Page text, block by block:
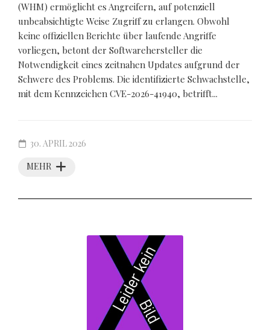
(WHM) ermöglicht es Angreifern, auf potenziell
unbeabsichtigte Weise Zugriff zu erlangen. Obwohl
keine offiziellen Berichte über laufende Angriffe
vorliegen, betont der Softwarehersteller die
Notwendigkeit eines zeitnahen Updates aufgrund der
Schwere des Problems. Die identifizierte Schwachstelle,
mit dem Kennzeichen CVE-2026-41940, betrifft...
MEHR
30. APRIL 2026